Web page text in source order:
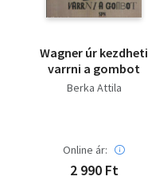
Wagner úr kezdheti
varrni a gombot
Berka Attila
Online ár:
2 990 Ft